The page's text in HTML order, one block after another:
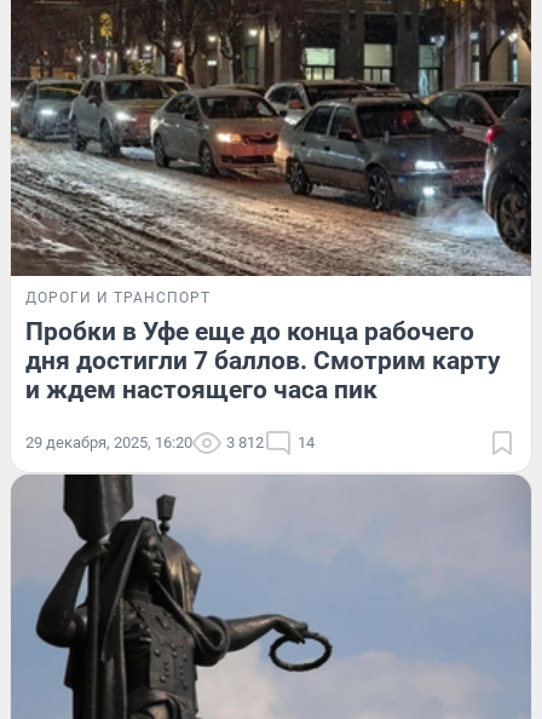
ДОРОГИ И ТРАНСПОРТ
Пробки в Уфе еще до конца рабочего
дня достигли 7 баллов. Смотрим карту
и ждем настоящего часа пик
29 декабря, 2025, 16:20 3 812 14